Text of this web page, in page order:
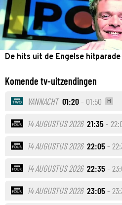
De hits uit de Engelse
Komende tv-uitzendingen
VANNACHT 01:20- 01:50 H
14 AUGUSTUS 2026 21:35-
14 AUGUSTUS 2026 22:05-
14 AUGUSTUS 2026 22:35-
14 AUGUSTUS 2026 23:05-